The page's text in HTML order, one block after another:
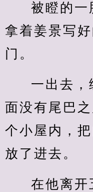
被瞪的一
拿着姜景写
门。
一出去，
面没有尾巴
个小屋内，
放了进去。
在他离开